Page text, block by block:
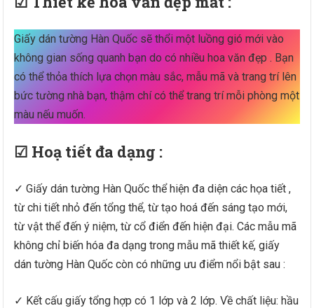
Giấy dán tường Hàn Quốc sẽ thổi một luồng gió mới vào
không gian sống quanh bạn do có nhiều hoa văn đẹp . Bạn
có thể thỏa thích lựa chọn màu sắc, mẫu mã và trang trí lên
bức tường nhà bạn, thậm chí có thể trang trí mỗi phòng một
màu nếu muốn.
☑ Hoạ tiết đa dạng :
✓ Giấy dán tường Hàn Quốc thể hiện đa diện các họa tiết ,
từ chi tiết nhỏ đến tổng thể, từ tạo hoá đến sáng tạo mới,
từ vật thể đến ý niệm, từ cổ điển đến hiện đại. Các mẫu mã
không chỉ biến hóa đa dạng trong mẫu mã thiết kế, giấy
dán tường Hàn Quốc còn có những ưu điểm nổi bật sau :
✓ Kết cấu giấy tổng hợp có 1 lớp và 2 lớp. Về chất liệu: hầu